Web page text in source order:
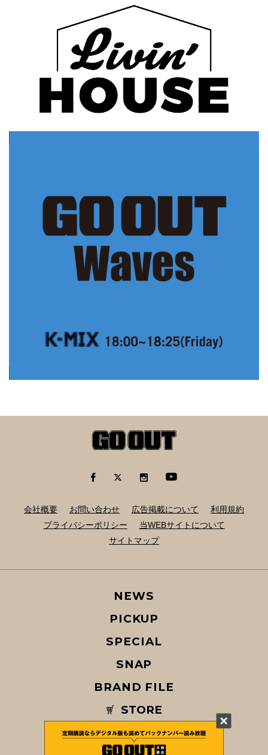
会社概要 お問い合わせ 広告掲載について
利用規約
プライバシーポリシー
当WEBサイトについて
サイトマップ
NEWS
PICKUP
SPECIAL
SNAP
BRAND FILE
STORE
MAGAZINE